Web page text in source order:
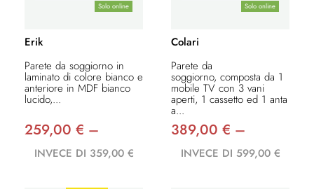
Solo online
Erik
Parete da soggiorno in
laminato di colore bianco e
anteriore in MDF bianco
lucido,...
259,00 € –
INVECE DI 359,00 €
Solo online
Colari
Parete da
soggiorno, composta da 1
mobile TV con 3 vani
aperti, 1 cassetto ed 1 anta
a...
389,00 € –
INVECE DI 599,00 €